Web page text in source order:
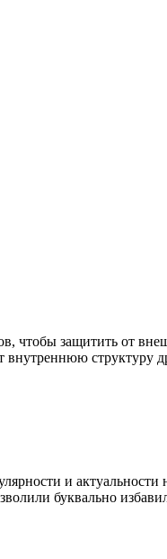
чтобы защитить от
внутреннюю структуру
и актуальности
буквально